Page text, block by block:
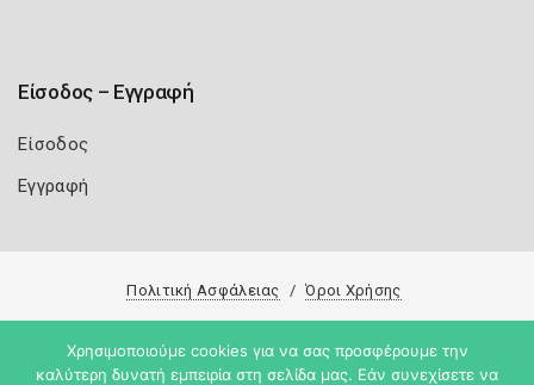
Είσοδος – Εγγραφή
Είσοδος
Εγγραφή
Πολιτική Ασφάλειας Όροι Χρήσης
Copyright 2026 Knowledge A.E.
Χρησιμοποιούμε cookies για να σας προσφέρουμε την
καλύτερη δυνατή εμπειρία στη σελίδα μας. Εάν συνεχίσετε να